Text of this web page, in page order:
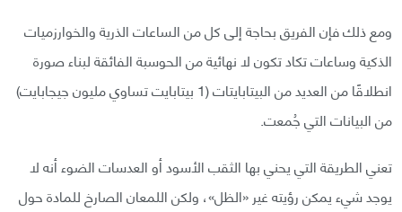
ومع ذلك فإن الفريق بحاجة إلى كل من الساعات الذرية والخوارزميات
الذكية وساعات تكاد تكون لا نهائية من الحوسبة الفائقة لبناء صورة
انطلاقًا من العديد من البيتابايتات (1 بيتابايت تساوي مليون جيجابايت)
من البيانات التي جُمعت.
تعني الطريقة التي يحني بها الثقب الأسود أو العدسات الضوء أنه لا
يوجد شيء يمكن رؤيته غير «الظل»، ولكن اللمعان الصارخ للمادة حول